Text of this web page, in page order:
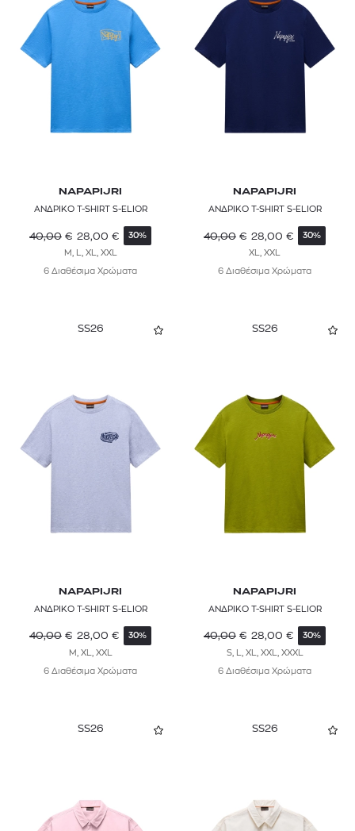
NAPAPIJRI
ΑΝΔΡΙΚΟ T-SHIRT S-ELIOR
40,00 € 28,00 € 30%
M, L, XL, XXL
6 Διαθέσιμα Χρώματα
NAPAPIJRI
ΑΝΔΡΙΚΟ T-SHIRT S-ELIOR
40,00 € 28,00 € 30%
XL, XXL
6 Διαθέσιμα Χρώματα
SS26
NAPAPIJRI
ΑΝΔΡΙΚΟ T-SHIRT S-ELIOR
40,00 € 28,00 € 30%
M, XL, XXL
6 Διαθέσιμα Χρώματα
SS26
NAPAPIJRI
ΑΝΔΡΙΚΟ T-SHIRT S-ELIOR
40,00 € 28,00 € 30%
S, L, XL, XXL, XXXL
6 Διαθέσιμα Χρώματα
SS26 SS26